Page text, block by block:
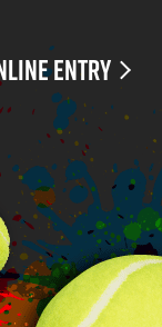
ENTRY
レッスンについて
のwebエントリー
合せ